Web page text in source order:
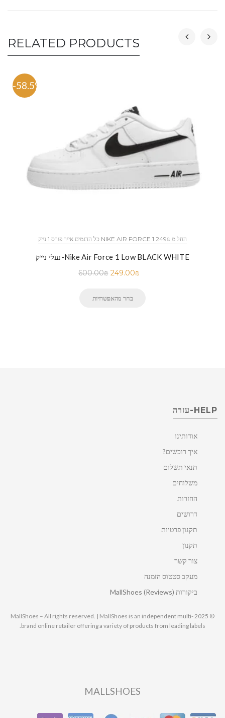
RELATED PRODUCTS
-58.5%
כל הדגמים אייר פורס 1 נייק NIKE AIR FORCE 1 החל מ 249₪
נעלי נייק-Nike Air Force 1 Low BLACK WHITE
600.00₪ 249.00₪
בחר מהאפשרויות
HELP-עזרה
אודותינו
איך רוכשים?
תנאי תשלום
משלוחים
החזרות
דרושים
תקנון פרטיות
תקנון
צור קשר
מעקב סטטוס הזמנה
ביקורות MallShoes (Reviews)
© 2025 MallShoes – All rights reserved. | MallShoes is an independent multi-
brand online retailer offering a variety of products from leading labels.
MALLSHOES